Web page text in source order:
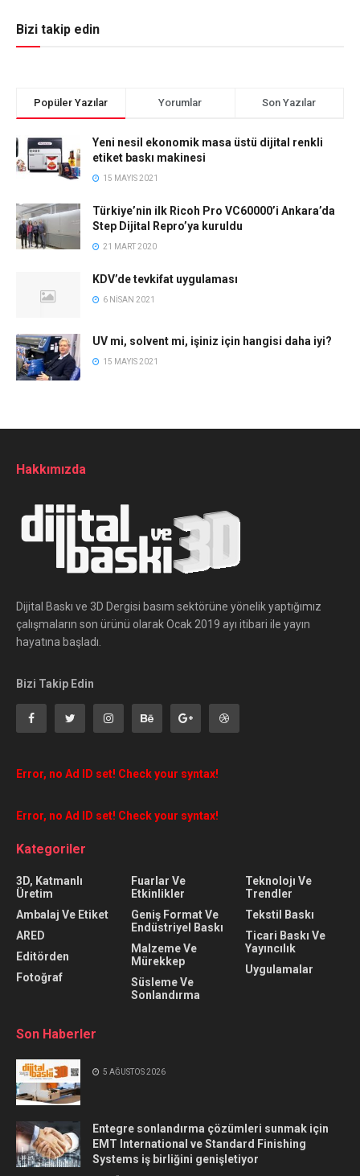
Bizi takip edin
Popüler Yazılar Yorumlar Son Yazılar
Yeni nesil ekonomik masa üstü dijital renkli
etiket baskı makinesi
15 MAYIS 2021
Türkiye’nin ilk Ricoh Pro VC60000’i Ankara’da
Step Dijital Repro’ya kuruldu
21 MART 2020
KDV’de tevkifat uygulaması
6 NISAN 2021
UV mi, solvent mi, işiniz için hangisi daha iyi?
15 MAYIS 2021
Hakkımızda
Dijital Baskı ve 3D Dergisi basım sektörüne yönelik yaptığımız
çalışmaların son ürünü olarak Ocak 2019 ayı itibari ile yayın
hayatına başladı.
Bizi Takip Edin
Error, no Ad ID set! Check your syntax!
Error, no Ad ID set! Check your syntax!
Kategoriler
3D, Katmanlı
Üretim
Ambalaj Ve Etiket
ARED
Editörden
Fotoğraf
Fuarlar Ve
Etkinlikler
Geniş Format Ve
Endüstriyel Baskı
Malzeme Ve
Mürekkep
Süsleme Ve
Sonlandırma
Teknolojı Ve
Trendler
Tekstil Baskı
Ticari Baskı Ve
Yayıncılık
Uygulamalar
Son Haberler
5 AĞUSTOS 2026
Entegre sonlandırma çözümleri sunmak için
EMT International ve Standard Finishing
Systems iş birliğini genişletiyor